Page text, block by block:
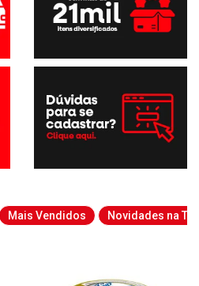
Mais Vendidos Novidades na